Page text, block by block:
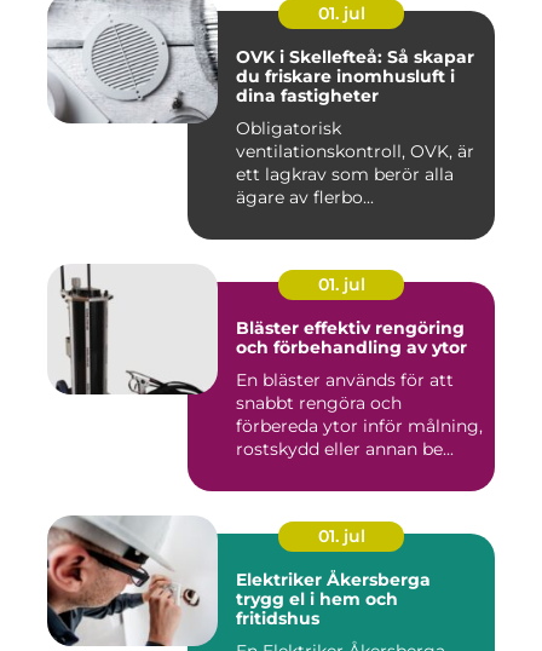
01. jul
OVK i Skellefteå: Så skapar
du friskare inomhusluft i
dina fastigheter
Obligatorisk
ventilationskontroll, OVK, är
ett lagkrav som berör alla
ägare av flerbo...
01. jul
Bläster effektiv rengöring
och förbehandling av ytor
En bläster används för att
snabbt rengöra och
förbereda ytor inför målning,
rostskydd eller annan be...
01. jul
Elektriker Åkersberga
trygg el i hem och
fritidshus